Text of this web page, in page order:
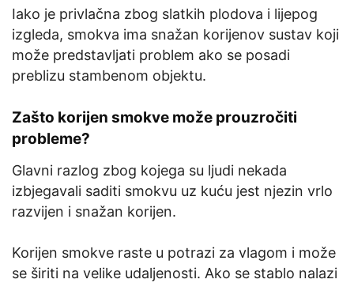
Iako je privlačna zbog slatkih plodova i lijepog
izgleda, smokva ima snažan korijenov sustav koji
može predstavljati problem ako se posadi
preblizu stambenom objektu.
Zašto korijen smokve može prouzročiti
probleme?
Glavni razlog zbog kojega su ljudi nekada
izbjegavali saditi smokvu uz kuću jest njezin vrlo
razvijen i snažan korijen.
Korijen smokve raste u potrazi za vlagom i može
se širiti na velike udaljenosti. Ako se stablo nalazi